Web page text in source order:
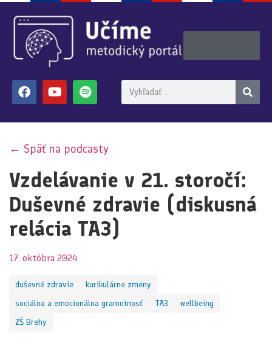
← Späť na podcasty
Vzdelávanie v 21. storočí:
Duševné zdravie (diskusná
relácia TA3)
17. októbra 2024
duševné zdravie
kurikulárne zmeny
sociálna a emocionálna gramotnosť
TA3
wellbeing
ZŠ Brehy